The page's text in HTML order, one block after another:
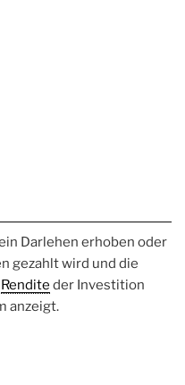
Darlehen erhoben oder
gezahlt wird und die
Rendite der Investition
anzeigt.